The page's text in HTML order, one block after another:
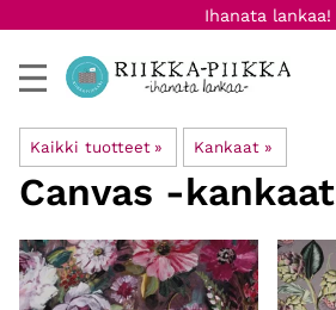
Ihanata lankaa!
Kaikki tuotteet ‪» Kankaat ‪»
Canvas -kankaat